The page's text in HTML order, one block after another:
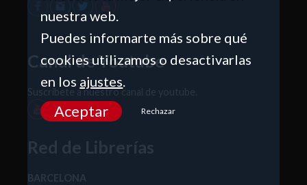
Canal de Youtube
Suscríbete a nuestro canal de youtube.
Red de Librerías
BARCELONA
nuestra web.
Puedes informarte más sobre qué
cookies utilizamos o desactivarlas
en los ajustes.
Aceptar Rechazar